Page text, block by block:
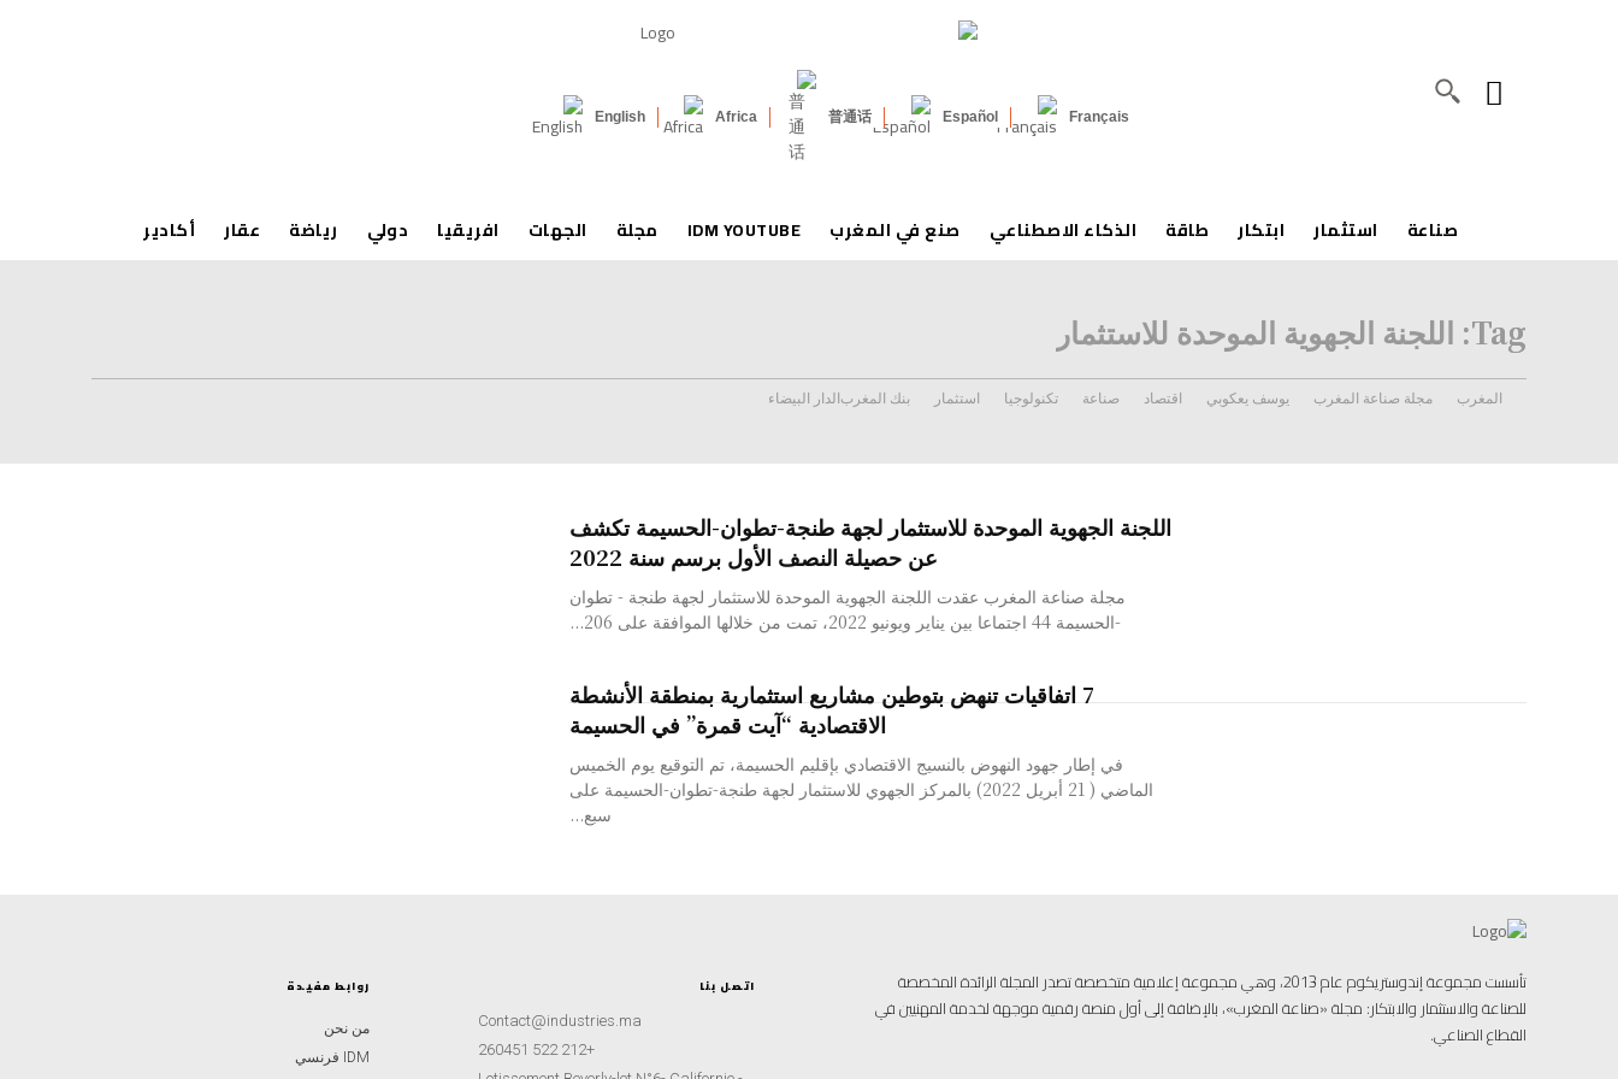
Français
Español
普通话
Africa
English
صناعة استثمار ابتكار طاقة الذكاء الاصطناعي صنع في المغرب IDM YOUTUBE مجلة الجهات افريقيا دولي رياضة عقار أكادير
Tag: اللجنة الجهوية الموحدة للاستثمار
المغرب مجلة صناعة المغرب يوسف يعكوبي اقتصاد صناعة تكنولوجيا استثمار بنك المغربالدار البيضاء
اللجنة الجهوية الموحدة للاستثمار لجهة طنجة-تطوان-الحسيمة تكشف
عن حصيلة النصف الأول برسم سنة 2022
مجلة صناعة المغرب عقدت اللجنة الجهوية الموحدة للاستثمار لجهة طنجة - تطوان
-الحسيمة 44 اجتماعا بين يناير ويونيو 2022، تمت من خلالها الموافقة على 206...
7 اتفاقيات تنهض بتوطين مشاريع استثمارية بمنطقة الأنشطة
الاقتصادية “آيت قمرة” في الحسيمة
في إطار جهود النهوض بالنسيج الاقتصادي بإقليم الحسيمة، تم التوقيع يوم الخميس
الماضي ( 21 أبريل 2022) بالمركز الجهوي للاستثمار لجهة طنجة-تطوان-الحسيمة على
سبع...
روابط مفيدة
من نحن
IDM فرنسي
اتصل بنا
Contact@industries.ma
+212 522 260451
تأسست مجموعة إندوستريكوم عام 2013، وهي مجموعة إعلامية متخصصة تصدر المجلة الرائدة المخصصة
للصناعة والاستثمار والابتكار: مجلة «صناعة المغرب»، بالإضافة إلى أول منصة رقمية موجهة لخدمة المهنيين في
القطاع الصناعي.